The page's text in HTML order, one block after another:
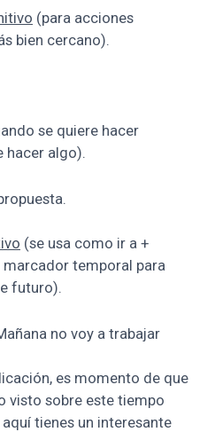
(para acciones
bien cercano).
se quiere hacer
hacer algo).
(se usa como ir a +
temporal para
futuro).
no voy a trabajar
es momento de que
visto sobre este tiempo
tienes un interesante